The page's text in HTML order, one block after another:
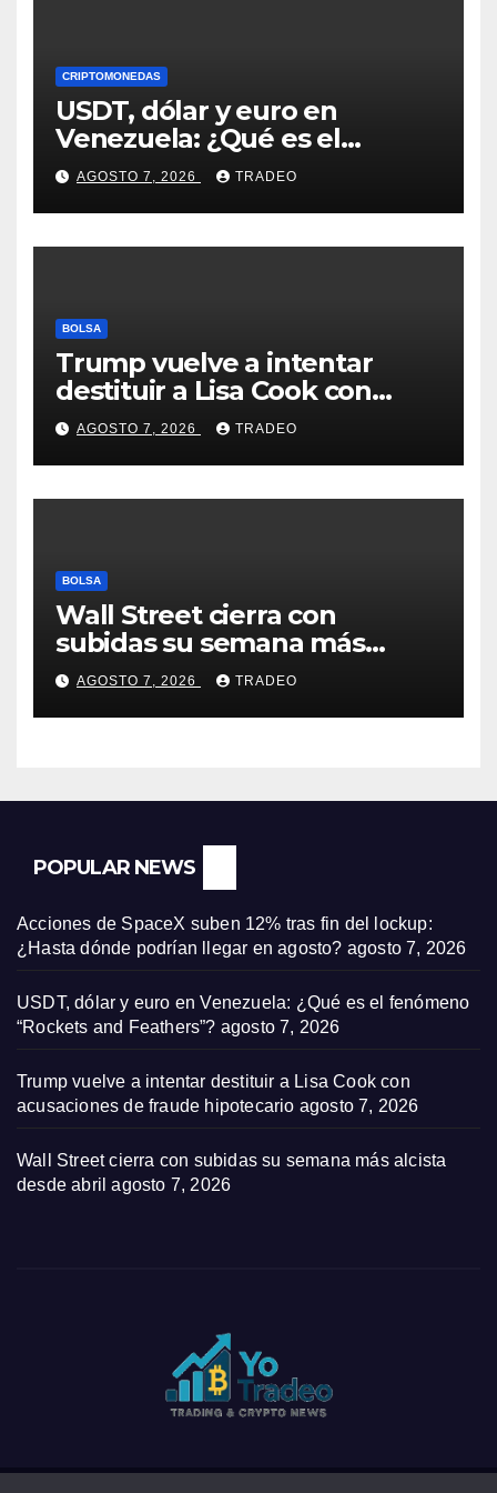
CRIPTOMONEDAS
USDT, dólar y euro en
Venezuela: ¿Qué es el
fenómeno “Rockets and
Feathers”?
AGOSTO 7, 2026 TRADEO
BOLSA
Trump vuelve a intentar
destituir a Lisa Cook con
acusaciones de fraude
hipotecario
AGOSTO 7, 2026 TRADEO
BOLSA
Wall Street cierra con
subidas su semana más
alcista desde abril
AGOSTO 7, 2026 TRADEO
POPULAR NEWS
Acciones de SpaceX suben 12% tras fin del lockup:
¿Hasta dónde podrían llegar en agosto? agosto 7, 2026
USDT, dólar y euro en Venezuela: ¿Qué es el fenómeno
“Rockets and Feathers”? agosto 7, 2026
Trump vuelve a intentar destituir a Lisa Cook con
acusaciones de fraude hipotecario agosto 7, 2026
Wall Street cierra con subidas su semana más alcista
desde abril agosto 7, 2026